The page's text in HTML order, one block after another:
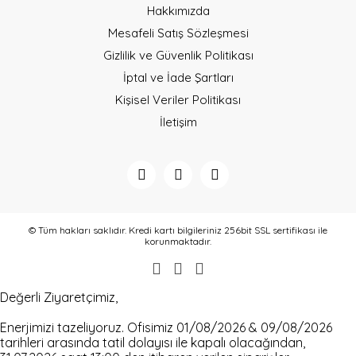
Bu ürüne benzer farklı alternatifler olmalı.
Hakkımızda
Mesafeli Satış Sözleşmesi
Gizlilik ve Güvenlik Politikası
İptal ve İade Şartları
Kişisel Veriler Politikası
İletişim
© Tüm hakları saklıdır. Kredi kartı bilgileriniz 256bit SSL sertifikası ile
korunmaktadır.
Değerli Ziyaretçimiz,
Enerjimizi tazeliyoruz. Ofisimiz 01/08/2026 & 09/08/2026
tarihleri arasında tatil dolayısı ile kapalı olacağından,